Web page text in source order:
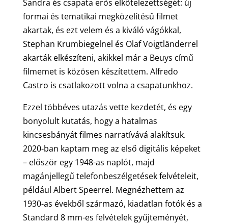
Sandra és csapata erős elkötelezettségét: új
formai és tematikai megközelítésű filmet
akartak, és ezt velem és a kiváló vágókkal,
Stephan Krumbiegelnel és Olaf Voigtländerrel
akarták elkészíteni, akikkel már a Beuys című
filmemet is közösen készítettem. Alfredo
Castro is csatlakozott volna a csapatunkhoz.
Ezzel többéves utazás vette kezdetét, és egy
bonyolult kutatás, hogy a hatalmas
kincsesbányát filmes narratívává alakítsuk.
2020-ban kaptam meg az első digitális képeket
– először egy 1948-as naplót, majd
magánjellegű telefonbeszélgetések felvételeit,
például Albert Speerrel. Megnézhettem az
1930-as évekből származó, kiadatlan fotók és a
Standard 8 mm-es felvételek gyűjteményét,